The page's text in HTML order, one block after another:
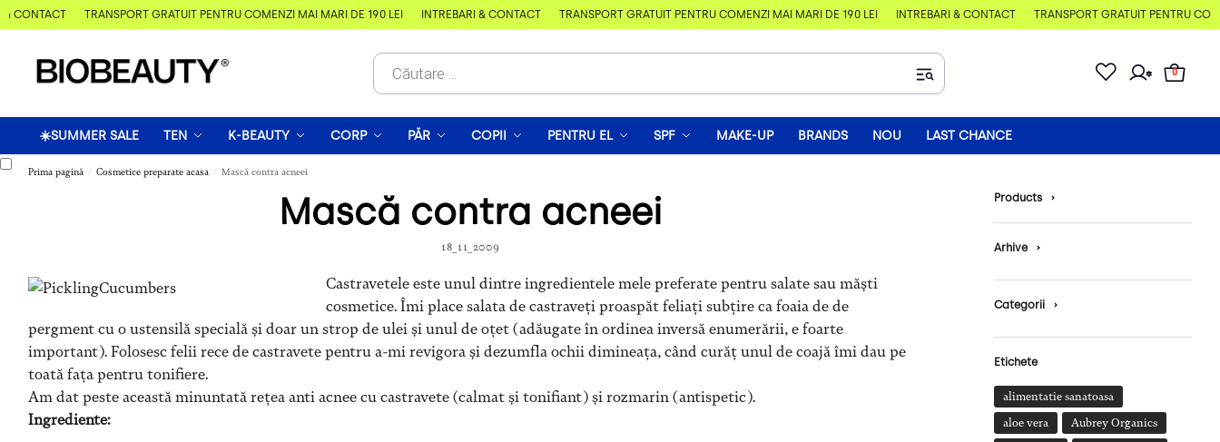
TRANSPORT GRATUIT PENTRU COMENZI MAI MARI DE 190 LEI ÎNTREBĂRI & CONTACT TRANSPORT GRATUIT PENTRU COMENZI MAI MARI DE 190 LEI ÎNTREBĂRI & CONTACT TRANSPORT GRATUIT PENTRU
0
☀️SUMMER SALE TEN K-BEAUTY CORP PĂR COPII PENTRU EL SPF MAKE-UP BRANDS NOU LAST CHANCE
Prima pagină / Cosmetice preparate acasa / Mască contra acneei
Mască contra acneei
18_11_2009
Castravetele este unul dintre ingredientele mele preferate pentru salate sau măști
cosmetice. Îmi place salata de castraveți proaspăt feliați subțire ca foaia de de
pergment cu o ustensilă specială și doar un strop de ulei și unul de oțet (adăugate în ordinea inversă enumerării, e foarte
important). Folosesc felii rece de castravete pentru a-mi revigora și dezumfla ochii dimineața, când curăț unul de coajă îmi dau pe
toată fața pentru tonifiere.
Am dat peste această minuntată rețea anti acnee cu castravete (calmat și tonifiant) și rozmarin (antispetic).
Ingrediente:
Products ›
Arhive ›
Categorii ›
Etichete
alimentatie sanatoasa
aloe vera Aubrey Organics